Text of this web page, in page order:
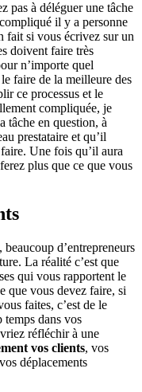
pas à déléguer une tâche
il y a personne
fait si vous écrivez sur un
doivent faire très
n’importe quel
faire de la meilleure des
ce processus et le
compliquée, je
tâche en question, à
prestataire et qu’il
Une fois qu’il aura
plus que ce que vous
d’entrepreneurs
La réalité c’est que
qui vous rapportent le
que vous devez faire, si
faites, c’est de le
temps dans vos
réfléchir à une
vos clients, vos
déplacements